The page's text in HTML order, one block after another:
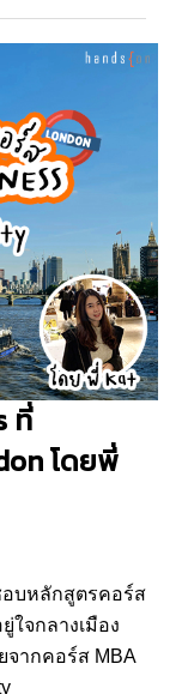
ที่
โดยพี่
อบหลักสูตรคอร์ส
ใจกลางเมือง
จากคอร์ส MBA